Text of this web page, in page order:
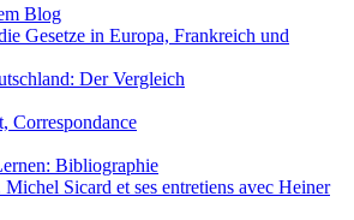
Blog
Gesetze in Europa, Frankreich und
Der Vergleich
Correspondance
Bibliographie
Michel Sicard et ses entretiens avec Heiner